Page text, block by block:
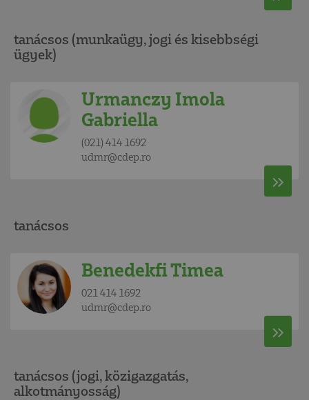
tanácsos (munkaügy, jogi és kisebbségi
ügyek)
Urmanczy Imola
Gabriella
(021) 414 1692
udmr@cdep.ro
tanácsos
Benedekfi Timea
021 414 1692
udmr@cdep.ro
tanácsos (jogi, közigazgatás,
alkotmányosság)